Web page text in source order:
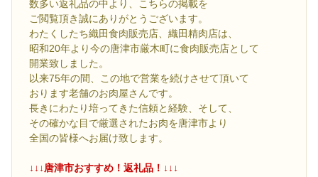
数多い返礼品の中より、こちらの掲載を
ご閲覧頂き誠にありがとうございます。
わたくしたち織田食肉販売店、織田精肉店は、
昭和20年より今の唐津市厳木町に食肉販売店として
開業致しました。
以来75年の間、この地で営業を続けさせて頂いて
おります老舗のお肉屋さんです。
長きにわたり培ってきた信頼と経験、そして、
その確かな目で厳選されたお肉を唐津市より
全国の皆様へお届け致します。
↓↓↓唐津市おすすめ！返礼品！↓↓↓